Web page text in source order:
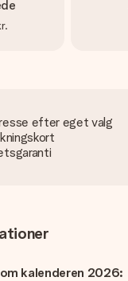
efter eget valg
kalenderen 2026: